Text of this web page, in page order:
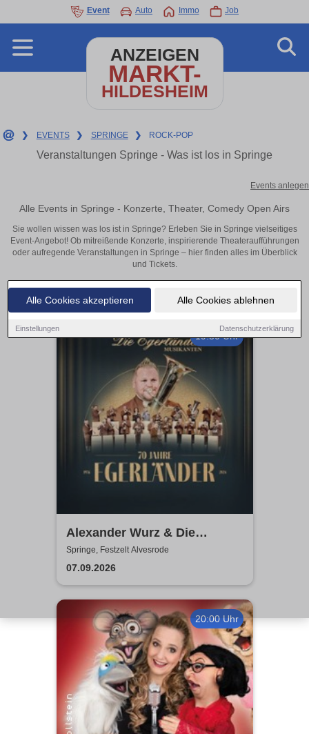
Alle Cookies akzeptieren Alle Cookies ablehnen
Einstellungen Datenschutzerklärung
Event Auto Immo Job
ANZEIGEN
MARKT-
HILDESHEIM
❯ EVENTS ❯ SPRINGE ❯ ROCK-POP
Veranstaltungen Springe - Was ist los in Springe
Events anlegen
Alle Events in Springe - Konzerte, Theater, Comedy Open Airs
Sie wollen wissen was los ist in Springe? Erleben Sie in Springe vielseitiges
Event-Angebot! Ob mitreißende Konzerte, inspirierende Theateraufführungen
oder aufregende Veranstaltungen in Springe – hier finden alles im Überblick
und Tickets.
19:30 Uhr
Alexander Wurz & Die
Egerländer Musikanten - Das
Original
Springe, Festzelt Alvesrode
07.09.2026
20:00 Uhr